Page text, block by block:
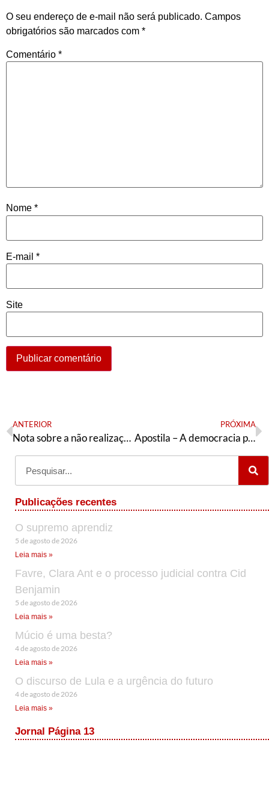
O seu endereço de e-mail não será publicado. Campos
obrigatórios são marcados com *
Comentário *
Nome *
E-mail *
Site
ANTERIOR
Nota sobre a não realização da eleição da composição do diretório estadual do PT Amazonas
PRÓXIMA
Apostila – A democracia pode ser assim: história, formas e possibilidades
Publicações recentes
O supremo aprendiz
5 de agosto de 2026
Leia mais »
Favre, Clara Ant e o processo judicial contra Cid
Benjamin
5 de agosto de 2026
Leia mais »
Múcio é uma besta?
4 de agosto de 2026
Leia mais »
O discurso de Lula e a urgência do futuro
4 de agosto de 2026
Leia mais »
Jornal Página 13